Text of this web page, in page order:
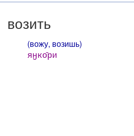
возить
(вожу, возишь)
яӈко̄ри